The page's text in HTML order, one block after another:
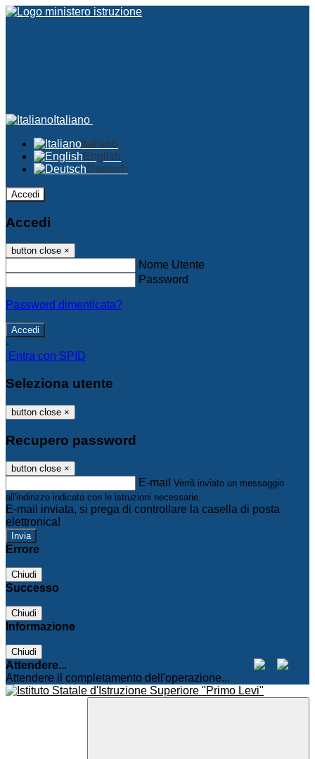
Italiano
Italiano
English
Deutsch
Accedi
Accedi
button close ×
Nome Utente
Password
Password dimenticata?
-
Entra con SPID
Seleziona utente
button close ×
Recupero password
button close ×
E-mail Verrà inviato un messaggio
all'indirizzo indicato con le istruzioni necessarie.
E-mail inviata, si prega di controllare la casella di posta
elettronica!
Errore
Chiudi
Successo
Chiudi
Informazione
Chiudi
Attendere...
Attendere il completamento dell'operazione...